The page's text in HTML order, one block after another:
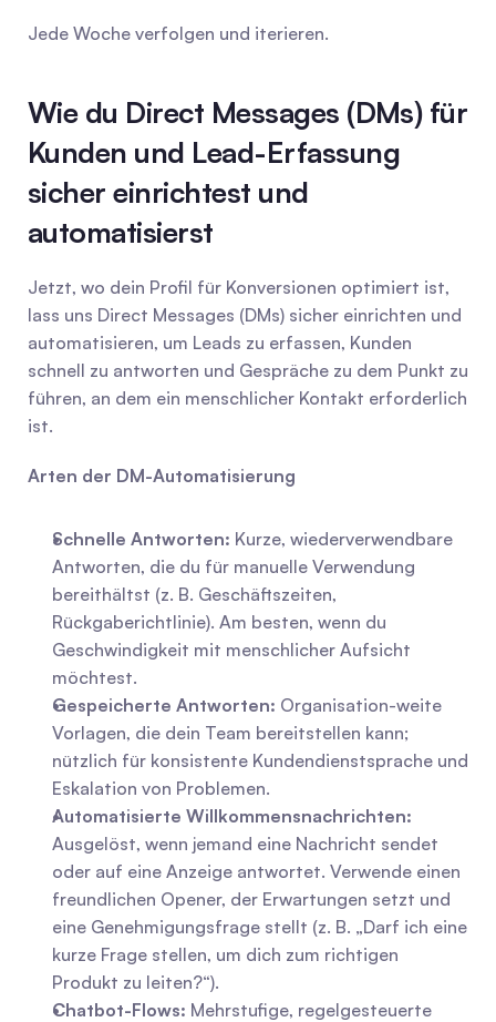
Jede Woche verfolgen und iterieren.
Wie du Direct Messages (DMs) für
Kunden und Lead-Erfassung
sicher einrichtest und
automatisierst
Jetzt, wo dein Profil für Konversionen optimiert ist,
lass uns Direct Messages (DMs) sicher einrichten und
automatisieren, um Leads zu erfassen, Kunden
schnell zu antworten und Gespräche zu dem Punkt zu
führen, an dem ein menschlicher Kontakt erforderlich
ist.
Arten der DM-Automatisierung
Schnelle Antworten: Kurze, wiederverwendbare
Antworten, die du für manuelle Verwendung
bereithältst (z. B. Geschäftszeiten,
Rückgaberichtlinie). Am besten, wenn du
Geschwindigkeit mit menschlicher Aufsicht
möchtest.
Gespeicherte Antworten: Organisation-weite
Vorlagen, die dein Team bereitstellen kann;
nützlich für konsistente Kundendienstsprache und
Eskalation von Problemen.
Automatisierte Willkommensnachrichten:
Ausgelöst, wenn jemand eine Nachricht sendet
oder auf eine Anzeige antwortet. Verwende einen
freundlichen Opener, der Erwartungen setzt und
eine Genehmigungsfrage stellt (z. B. „Darf ich eine
kurze Frage stellen, um dich zum richtigen
Produkt zu leiten?“).
Chatbot-Flows: Mehrstufige, regelgesteuerte